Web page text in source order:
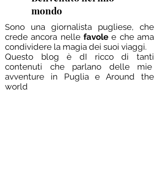
mondo
Sono una giornalista pugliese, che
crede ancora nelle favole e che ama
condividere la magia dei suoi viaggi.
Questo blog è dI ricco di tanti
contenuti che parlano delle mie
avventure in Puglia e Around the
world